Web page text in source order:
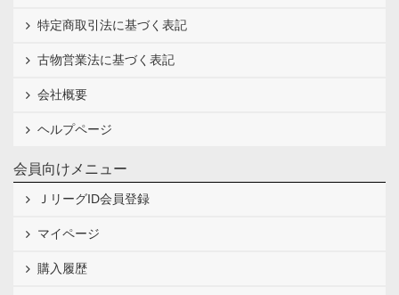
特定商取引法に基づく表記
古物営業法に基づく表記
会社概要
ヘルプページ
会員向けメニュー
ＪリーグID会員登録
マイページ
購入履歴